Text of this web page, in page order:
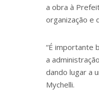
a obra à
organização e
“É importante
a
dando lugar a
Mychelli.